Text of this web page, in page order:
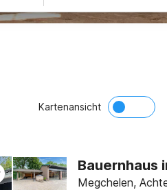
Kartenansicht
Bauernhaus
Megchelen,